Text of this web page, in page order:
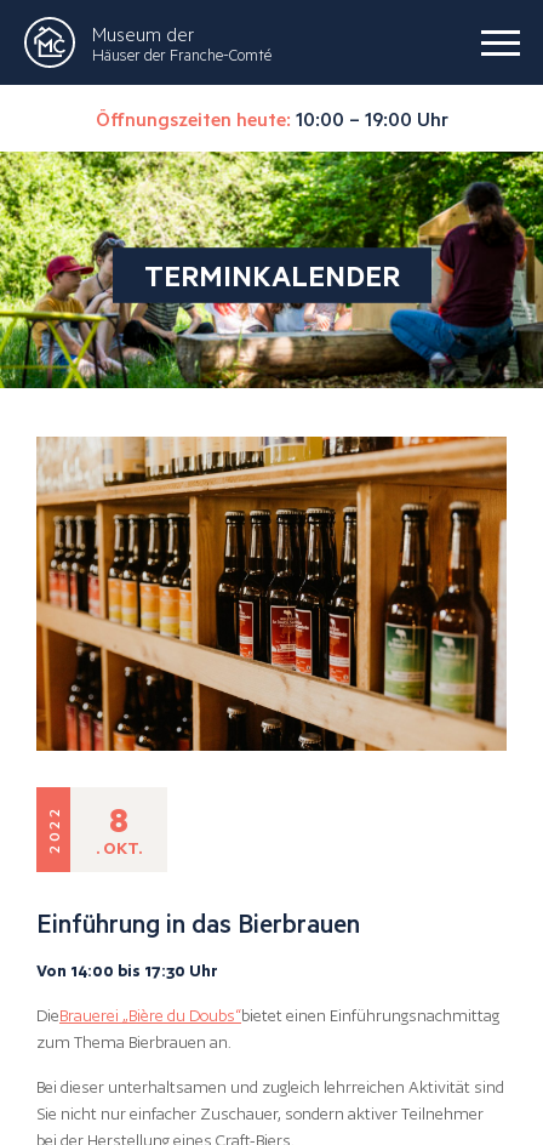
Museum der
Häuser der Franche-Comté
Öffnungszeiten heute: 10:00 – 19:00 Uhr
TERMINKALENDER
2022 8
. OKT.
Einführung in das Bierbrauen
Von 14:00 bis 17:30 Uhr
DieBrauerei „Bière du Doubs“bietet einen Einführungsnachmittag
zum Thema Bierbrauen an.
Bei dieser unterhaltsamen und zugleich lehrreichen Aktivität sind
Sie nicht nur einfacher Zuschauer, sondern aktiver Teilnehmer
bei der Herstellung eines Craft-Biers.